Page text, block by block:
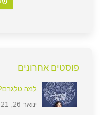
פוסטים אחרונים
למה
ינואר 26, 2021